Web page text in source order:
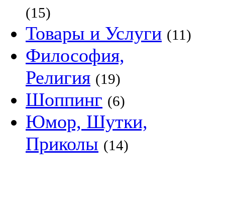
(15)
Товары и Услуги (11)
Философия,
Религия (19)
Шоппинг (6)
Юмор, Шутки,
Приколы (14)